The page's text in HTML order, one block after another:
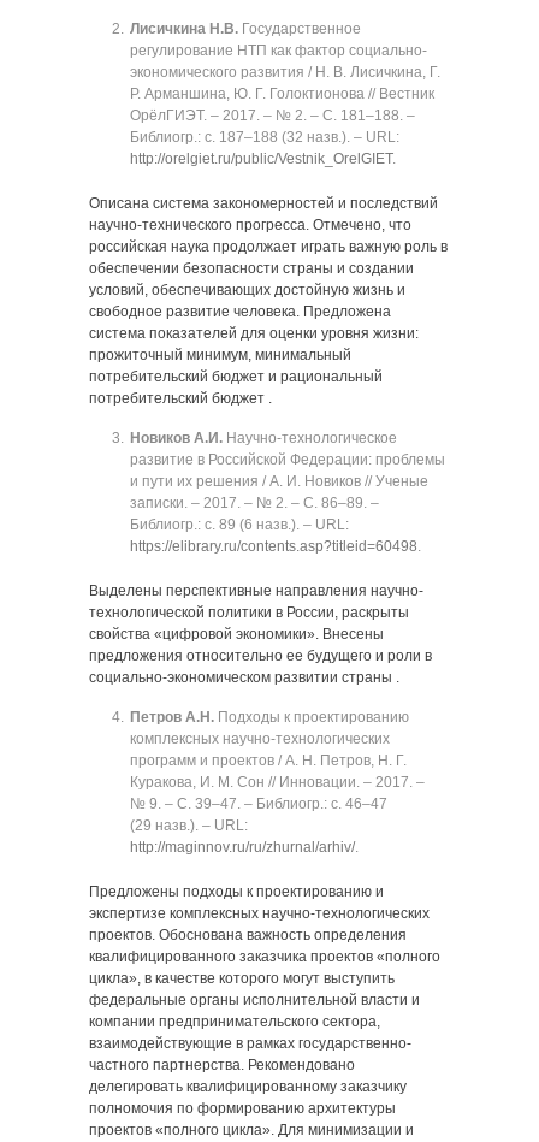
Лисичкина Н.В. Государственное
регулирование НТП как фактор социально-
экономического развития / Н. В. Лисичкина, Г.
Р. Арманшина, Ю. Г. Голоктионова // Вестник
ОрёлГИЭТ. ‒ 2017. ‒ № 2. ‒ C. 181‒188. ‒
Библиогр.: с. 187‒188 (32 назв.). ‒ URL:
http://orelgiet.ru/public/Vestnik_OrelGIET.
Описана система закономерностей и последствий
научно-технического прогресса. Отмечено, что
российская наука продолжает играть важную роль в
обеспечении безопасности страны и создании
условий, обеспечивающих достойную жизнь и
свободное развитие человека. Предложена
система показателей для оценки уровня жизни:
прожиточный минимум, минимальный
потребительский бюджет и рациональный
потребительский бюджет .
Новиков А.И. Научно-технологическое
развитие в Российской Федерации: проблемы
и пути их решения / А. И. Новиков // Ученые
записки. ‒ 2017. ‒ № 2. ‒ C. 86‒89. ‒
Библиогр.: с. 89 (6 назв.). ‒ URL:
https://elibrary.ru/contents.asp?titleid=60498.
Выделены перспективные направления научно-
технологической политики в России, раскрыты
свойства «цифровой экономики». Внесены
предложения относительно ее будущего и роли в
социально-экономическом развитии страны .
Петров А.Н. Подходы к проектированию
комплексных научно-технологических
программ и проектов / А. Н. Петров, Н. Г.
Куракова, И. М. Сон // Инновации. ‒ 2017. ‒
№ 9. ‒ C. 39‒47. ‒ Библиогр.: с. 46‒47
(29 назв.). ‒ URL:
http://maginnov.ru/ru/zhurnal/arhiv/.
Предложены подходы к проектированию и
экспертизе комплексных научно-технологических
проектов. Обоснована важность определения
квалифицированного заказчика проектов «полного
цикла», в качестве которого могут выступить
федеральные органы исполнительной власти и
компании предпринимательского сектора,
взаимодействующие в рамках государственно-
частного партнерства. Рекомендовано
делегировать квалифицированному заказчику
полномочия по формированию архитектуры
проектов «полного цикла». Для минимизации и